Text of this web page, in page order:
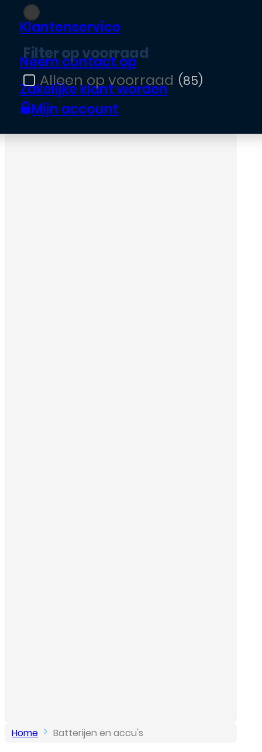
Klantenservice
Neem contact op
Zakelijke klant worden
Mijn account
Filter op kleur
Filter op voorraad
Filter op voorraad (85)
Home Batterijen en accu's